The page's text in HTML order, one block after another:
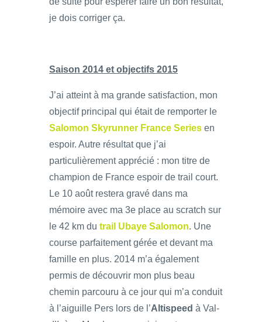
je dois corriger ça.
Saison 2014 et objectifs 2015
J’ai atteint à ma grande satisfaction, mon
objectif principal qui était de remporter le
Salomon Skyrunner France Series en
espoir. Autre résultat que j’ai
particulièrement apprécié : mon titre de
champion de France espoir de trail court.
Le 10 août restera gravé dans ma
mémoire avec ma 3e place au scratch sur
le 42 km du trail Ubaye Salomon. Une
course parfaitement gérée et devant ma
famille en plus. 2014 m’a également
permis de découvrir mon plus beau
chemin parcouru à ce jour qui m’a conduit
à l’aiguille Pers lors de l’Altispeed à Val-